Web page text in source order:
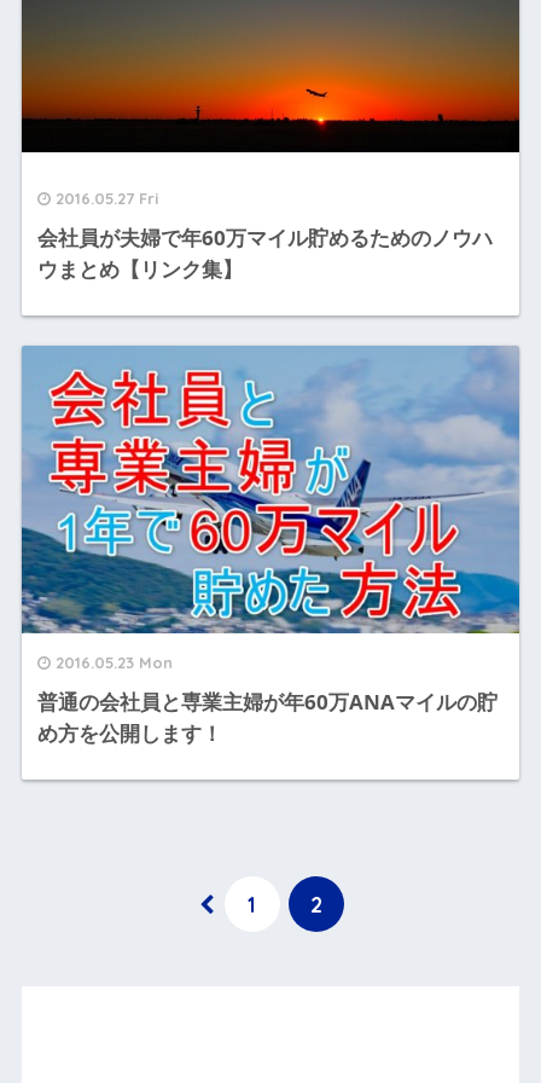
2016.05.27 Fri
会社員が夫婦で年60万マイル貯めるためのノウハ
ウまとめ【リンク集】
2016.05.23 Mon
普通の会社員と専業主婦が年60万ANAマイルの貯
め方を公開します！
1 2